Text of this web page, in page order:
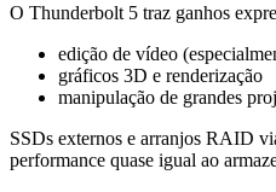
O Thunderbolt 5 traz ganhos
edição de vídeo
gráficos 3D e renderização
manipulação de grandes
SSDs externos e arranjos RAID
performance quase igual ao